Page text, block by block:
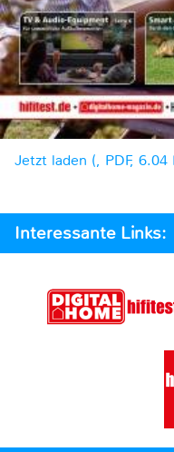
Jetzt laden (, PDF, 6.04
Interessante Links: